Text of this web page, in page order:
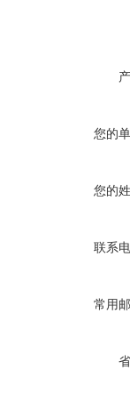
您的
您的
联系
常用